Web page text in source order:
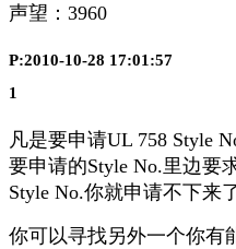
声望： 3960
P:2010-10-28 17:01:57
1
凡是要申请UL 758 Style
要申请的Style No.里边要
Style No.你就申请不下来
你可以寻找另外一个你有